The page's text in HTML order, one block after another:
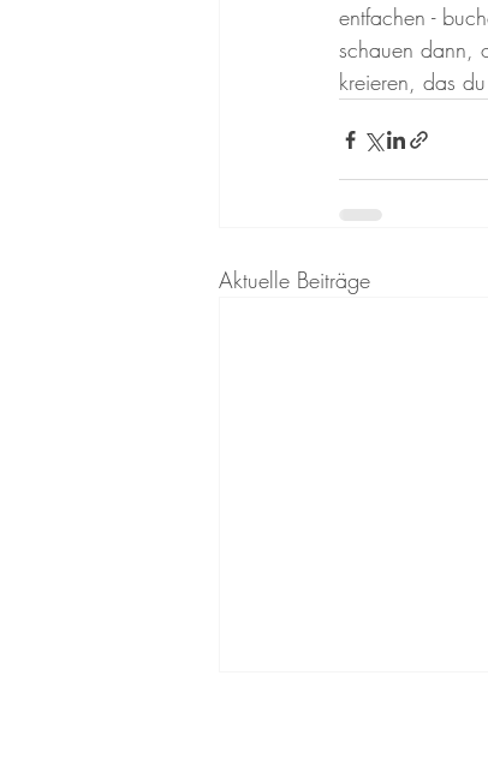
entfachen -
schauen dann,
kreieren, das
Aktuelle Beiträge